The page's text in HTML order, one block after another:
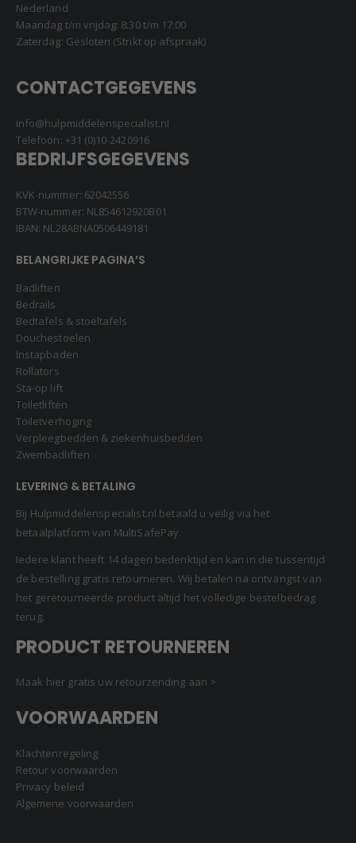
Nederland
Maandag t/m vrijdag: 8:30 t/m 17:00
Zaterdag: Gesloten (Strikt op afspraak)
CONTACTGEGEVENS
info@hulpmiddelenspecialist.nl
Telefoon: +31 (0)10-2420916
BEDRIJFSGEGEVENS
KVK-nummer: 62042556
BTW-nummer: NL854612920B01
IBAN: NL28ABNA0506449181
BELANGRIJKE PAGINA’S
Badliften
Bedrails
Bedtafels & stoeltafels
Douchestoelen
Instapbaden
Rollators
Sta-op lift
Toiletliften
Toiletverhoging
Verpleegbedden & ziekenhuisbedden
Zwembadliften
LEVERING & BETALING
Bij Hulpmiddelenspecialist.nl betaald u veilig via het
betaalplatform van MultiSafePay.
Iedere klant heeft 14 dagen bedenktijd en kan in die tussentijd
de bestelling gratis retourneren. Wij betalen na ontvangst van
het geretourneerde product altijd het volledige bestelbedrag
terug.
PRODUCT RETOURNEREN
Maak hier gratis uw retourzending aan >
VOORWAARDEN
Klachtenregeling
Retour voorwaarden
Privacy beleid
Algemene voorwaarden